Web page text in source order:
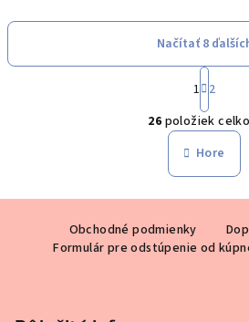
O
v
l
á
i
Načítať 8
S
t
r
á
n
k
o
v
i
1 2
26 položiek
Hore
Obchodné podmienky
Formulár pre odstúpenie od